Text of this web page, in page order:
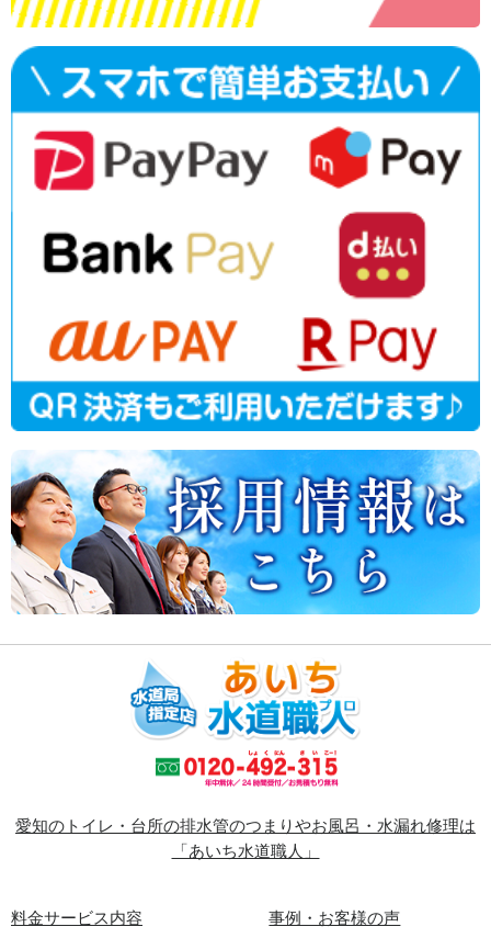
愛知のトイレ・台所の排水管のつまりやお風呂・水漏れ修理は
「あいち水道職人」
料金サービス内容
事例・お客様の声